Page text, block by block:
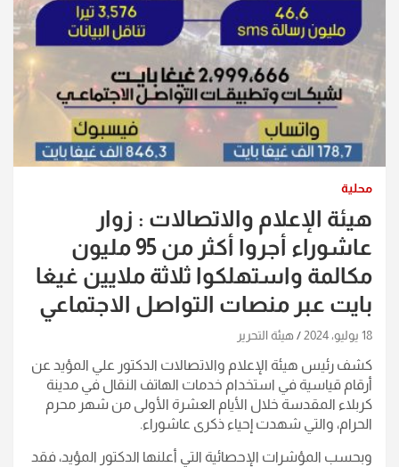
محلية
هيئة الإعلام والاتصالات : زوار
عاشوراء أجروا أكثر من 95 مليون
مكالمة واستهلكوا ثلاثة ملايين غيغا
بايت عبر منصات التواصل الاجتماعي
18 يوليو، 2024 هيئة التحرير
كشف رئيس هيئة الإعلام والاتصالات الدكتور علي المؤيد عن
أرقام قياسية في استخدام خدمات الهاتف النقال في مدينة
كربلاء المقدسة خلال الأيام العشرة الأولى من شهر محرم
الحرام، والتي شهدت إحياء ذكرى عاشوراء.
وبحسب المؤشرات الإحصائية التي أعلنها الدكتور المؤيد، فقد